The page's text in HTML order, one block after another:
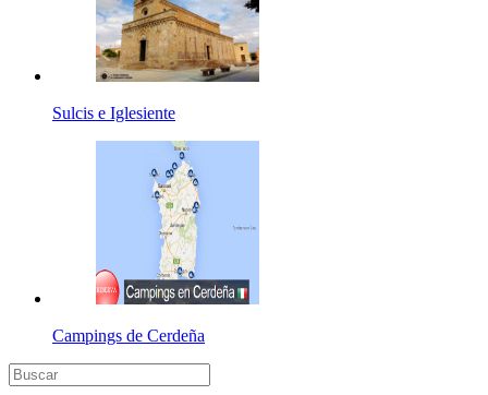
Sulcis e Iglesiente
Campings de Cerdeña